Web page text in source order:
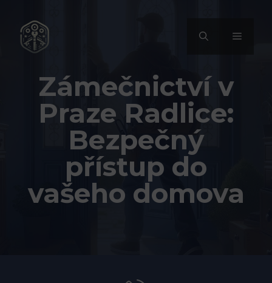
obsah
MENU
Zámečnictví v
Praze Radlice:
Bezpečný
přístup do
vašeho domova